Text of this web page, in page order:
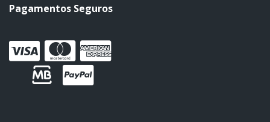
Pagamentos Seguros